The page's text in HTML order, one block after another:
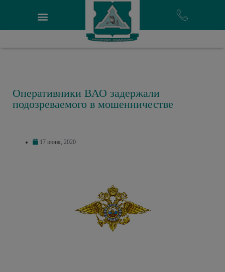
Оперативники ВАО задержали
подозреваемого в мошенничестве
17 июня, 2020